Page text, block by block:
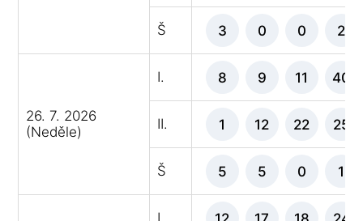
Š 3 0 0 2
26. 7. 2026
(Neděle)
I. 8 9 11 40
II. 1 12 22 25
Š 5 5 0 1
I.